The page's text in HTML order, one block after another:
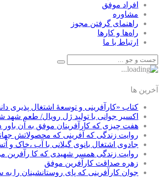
افراد موفق
مشاوره
راهنمای گرفتن مجوز
راه‌ها و كارها
ارتباط با ما
آخرین ها
کتاب «کارآفرینی و توسعۀ اشتغال پذیری
اکسیر جوانی با تولید ژل رویال/ طعم
هفت چیزی که کارآفرینان موفق به آن باور
روایت زندگی که آفرینی که محصولاتش
جادوی اشتغال بانوی گیلانی با آب ،خاک و
روایت زندگی همسر شهیدی که کا رآفرین
زهره صداقت کارآفرین موفق
جوان کارآفرینی که پای روستانشینان را